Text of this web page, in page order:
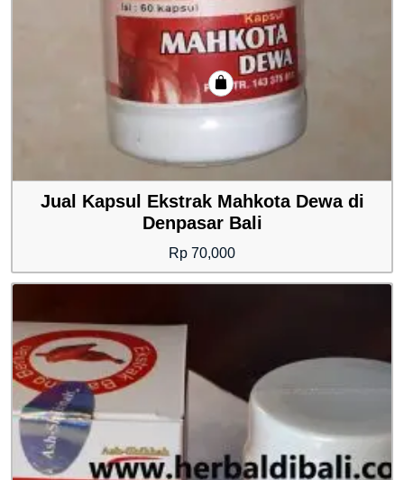
Jual Kapsul Ekstrak Mahkota Dewa di
Denpasar Bali
Rp 70,000